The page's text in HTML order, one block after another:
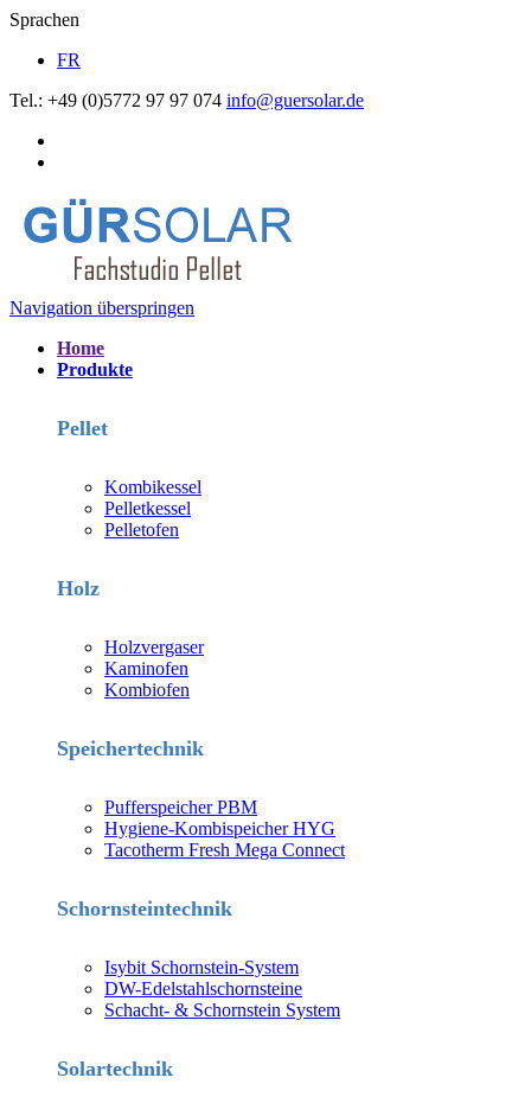
Sprachen
FR
Tel.: +49 (0)5772 97 97 074 info@guersolar.de
Navigation überspringen
Home
Produkte
Pellet
Kombikessel
Pelletkessel
Pelletofen
Holz
Holzvergaser
Kaminofen
Kombiofen
Speichertechnik
Pufferspeicher PBM
Hygiene-Kombispeicher HYG
Tacotherm Fresh Mega Connect
Schornsteintechnik
Isybit Schornstein-System
DW-Edelstahlschornsteine
Schacht- & Schornstein System
Solartechnik